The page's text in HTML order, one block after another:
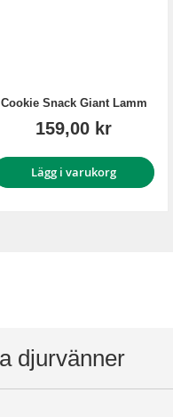
Cookie Snack Giant Lamm
159,00 kr
Lägg i varukorg
djurvänner